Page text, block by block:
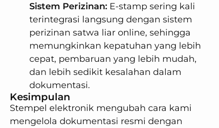
Sistem Perizinan:E-stamp sering kali
terintegrasi langsung dengan sistem
perizinan satwa liar online, sehingga
memungkinkan kepatuhan yang lebih
cepat, pembaruan yang lebih mudah,
dan lebih sedikit kesalahan dalam
dokumentasi.
Kesimpulan
Stempel elektronik mengubah cara kami
mengelola dokumentasi resmi dengan